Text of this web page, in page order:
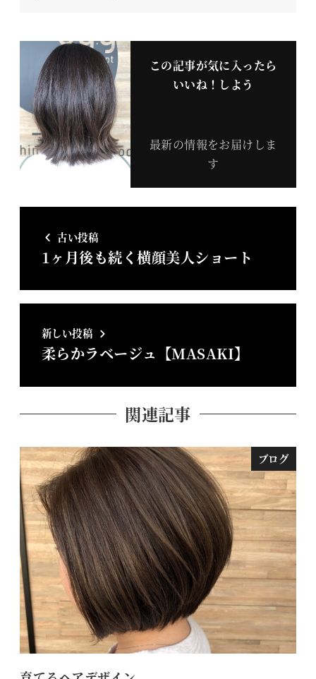
この記事が気に入ったら
いいね！しよう
最新の情報をお届けしま
す
古い投稿
1ヶ月後も続く横顔美人ショート
新しい投稿
柔らかラベージュ【MASAKI】
関連記事
ブログ